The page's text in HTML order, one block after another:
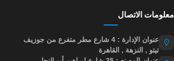
معلومات الاتصال
عنوان الإدارة : 4 شارع مطر متفرع من جوزيف
تيتو , النزهة , القاهرة